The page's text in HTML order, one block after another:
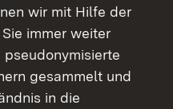
in Bauabschnitt eins
durchgeführt. Ab
die Arbeiten in
der Strecke
wir mit Hilfe der
immer weiter
gesammelt und
in die